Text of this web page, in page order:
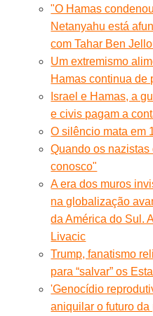
"O Hamas
Netanyahu está
com Tahar Ben
Um extremismo
Hamas continua de
Israel e Hamas, a
e civis pagam a
O silêncio mata em
Quando os
conosco"
A era dos muros
na globalização
da América do Sul.
Livacic
Trump, fanatismo
para “salvar” os
'Genocídio
aniquilar o futuro